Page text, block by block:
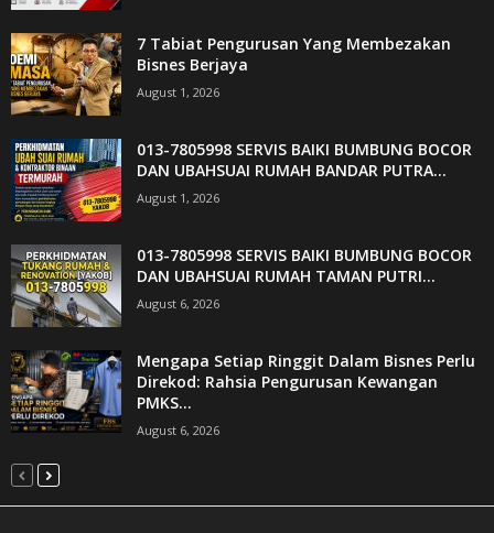
7 Tabiat Pengurusan Yang Membezakan
Bisnes Berjaya
August 1, 2026
013-7805998 SERVIS BAIKI BUMBUNG BOCOR
DAN UBAHSUAI RUMAH BANDAR PUTRA...
August 1, 2026
013-7805998 SERVIS BAIKI BUMBUNG BOCOR
DAN UBAHSUAI RUMAH TAMAN PUTRI...
August 6, 2026
Mengapa Setiap Ringgit Dalam Bisnes Perlu
Direkod: Rahsia Pengurusan Kewangan
PMKS...
August 6, 2026